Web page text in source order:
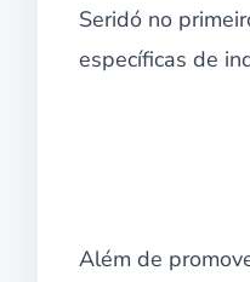
Seridó no
específicas de
Além de